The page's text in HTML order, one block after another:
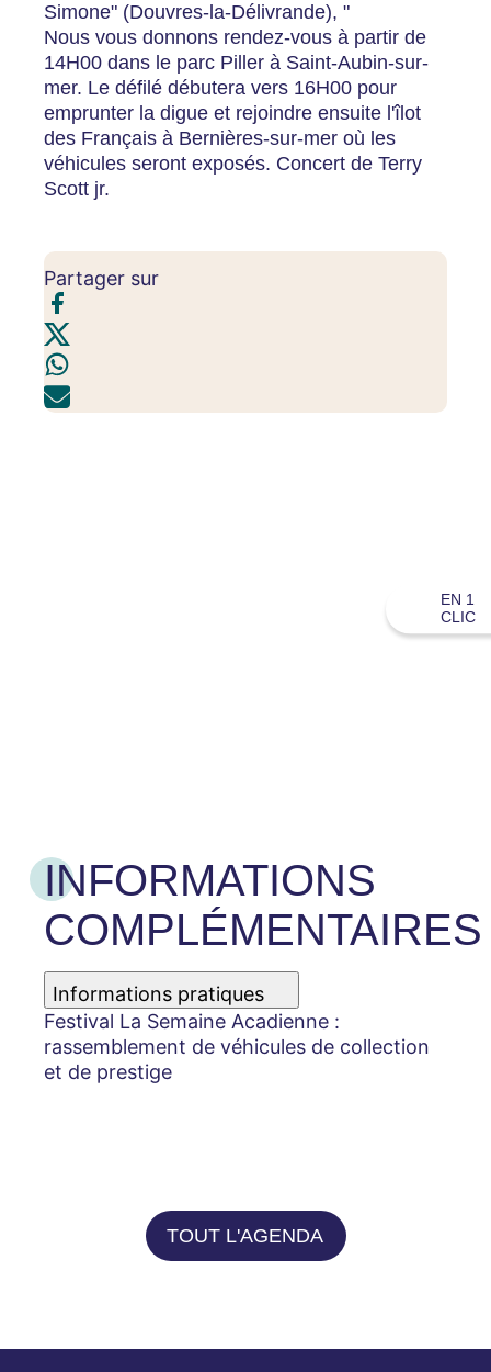
Simone" (Douvres-la-Délivrande), "
Nous vous donnons rendez-vous à partir de
14H00 dans le parc Piller à Saint-Aubin-sur-
mer. Le défilé débutera vers 16H00 pour
emprunter la digue et rejoindre ensuite l'îlot
des Français à Bernières-sur-mer où les
véhicules seront exposés. Concert de Terry
Scott jr.
Partager sur
INFORMATIONS
COMPLÉMENTAIRES
Informations pratiques
Festival La Semaine Acadienne :
rassemblement de véhicules de collection
et de prestige
TOUT L'AGENDA
EN 1
CLIC